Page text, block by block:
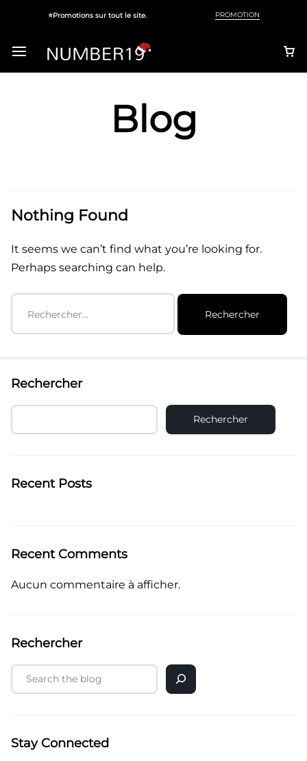
⭐Promotions sur tout le site. PROMOTION
Commencez vos achats ou connectez-vous
Blog
Nothing Found
It seems we can’t find what you’re looking for.
Perhaps searching can help.
Rechercher
Rechercher
Recent Posts
Recent Comments
Aucun commentaire à afficher.
Rechercher
Stay Connected